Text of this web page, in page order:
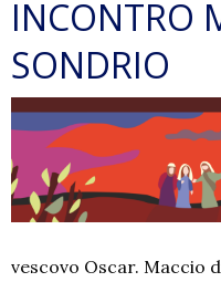
INCONTRO
SONDRIO
vescovo Oscar. Maccio